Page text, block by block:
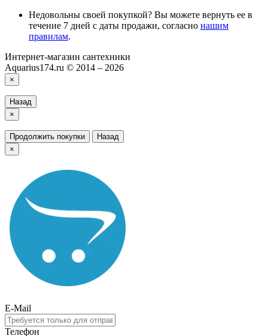
Недовольны своей покупкой? Вы можете вернуть ее в
течение 7 дней с даты продажи, согласно нашим
правилам.
Интернет-магазин сантехники
Aquarius174.ru © 2014 – 2026
×
Назад
×
Продолжить покупки
Назад
×
E-Mail
Телефон